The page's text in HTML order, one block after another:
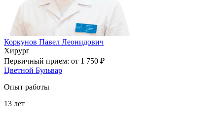
Коркунов Павел Леонидович
Хирург
Первичный прием: от 1 750 ₽
Цветной Бульвар
Опыт работы
13 лет